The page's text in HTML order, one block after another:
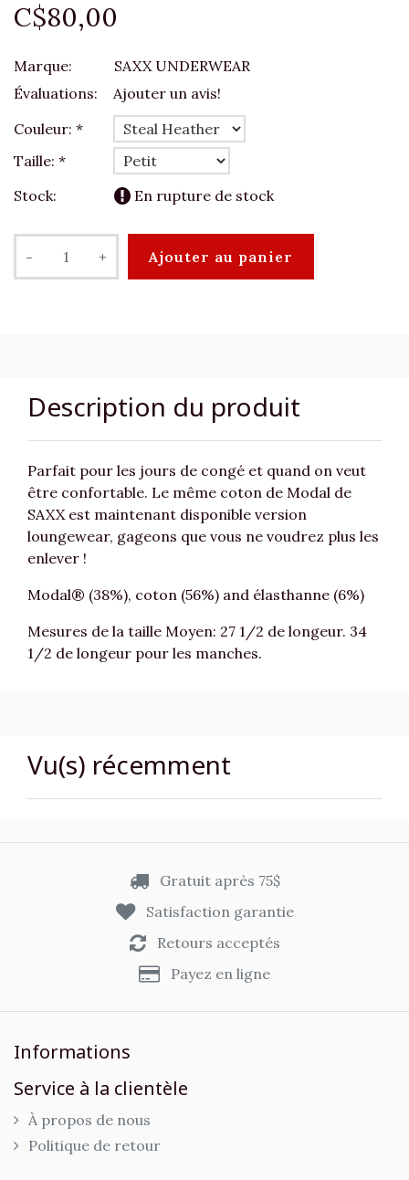
C$80,00
Marque:
SAXX UNDERWEAR
Évaluations:
Ajouter un avis!
Couleur: *
Taille: *
Stock:
En rupture de stock
- + Ajouter au panier
Description du produit
Parfait pour les jours de congé et quand on veut
être confortable. Le même coton de Modal de
SAXX est maintenant disponible version
loungewear, gageons que vous ne voudrez plus les
enlever !
Modal® (38%), coton (56%) and élasthanne (6%)
Mesures de la taille Moyen: 27 1/2 de longeur. 34
1/2 de longeur pour les manches.
Vu(s) récemment
Gratuit après 75$
Satisfaction garantie
Retours acceptés
Payez en ligne
Informations
Service à la clientèle
À propos de nous
Politique de retour